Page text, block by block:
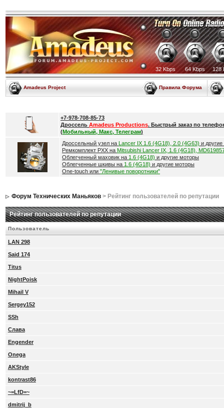
32 Kbps 64 Kbps 128
Amadeus Project Правила Форума
+7-978-708-85-73
Дроссель Amadeus Productions. Быстрый заказ по
(Мобильный, Макс, Телеграм)
Дроссельный узел на Lancer IX 1.6 (4G18), 2.0 (4G63) и
Ремкомплект РХХ на Mitsubishi Lancer IX, 1.6 (4G18),
Облегченный маховик на 1.6 (4G18) и другие моторы
Облегченные шкивы на 1.6 (4G18) и другие моторы
One-touch или "Ленивые поворотники"
Форум Технических Маньяков> Рейтинг пользователей по репутации
Рейтинг пользователей по репутации
Пользователь
LAN 298
Said 174
Titus
NightPoisk
Mihail V
Sergey152
SSh
Слава
Engender
Onega
AKStyle
kontrast86
~=LfD=~
dmitrij_b